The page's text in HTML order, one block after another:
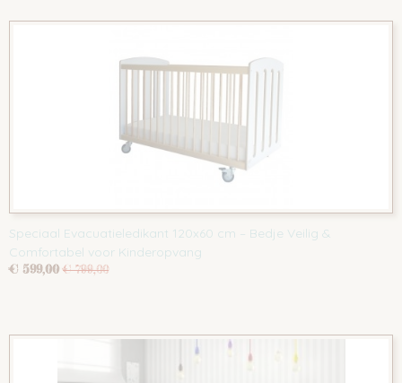
Speciaal Evacuatieledikant 120x60 cm – Bedje Veilig &
Comfortabel voor Kinderopvang
€ 599,00 € 799,00